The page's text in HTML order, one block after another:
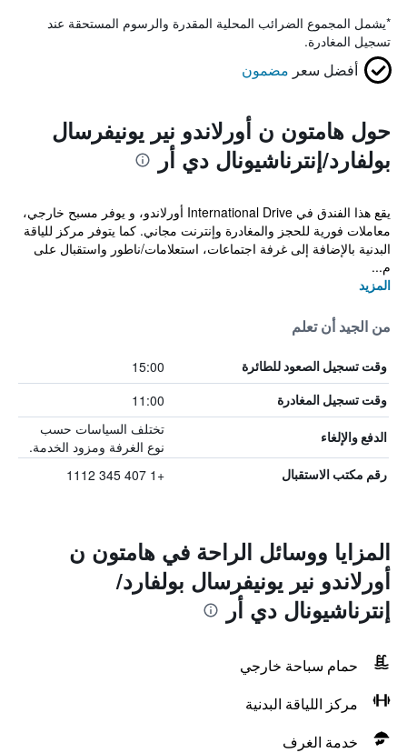
*يشمل المجموع الضرائب المحلية المقدرة والرسوم المستحقة عند
تسجيل المغادرة.
أفضل سعر مضمون
حول هامتون ن أورلاندو نير يونيفرسال
بولفارد/إنترناشيونال دي أر
يقع هذا الفندق في International Drive أورلاندو، و يوفر مسبح خارجي،
معاملات فورية للحجز والمغادرة وإنترنت مجاني. كما يتوفر مركز للياقة
البدنية بالإضافة إلى غرفة اجتماعات، استعلامات/ناطور واستقبال على
م...
المزيد
من الجيد أن تعلم
وقت تسجيل الصعود للطائرة 15:00
وقت تسجيل المغادرة 11:00
الدفع والإلغاء
تختلف السياسات حسب
نوع الغرفة ومزود الخدمة.
رقم مكتب الاستقبال +1 407 345 1112
المزايا ووسائل الراحة في هامتون ن
أورلاندو نير يونيفرسال بولفارد/
إنترناشيونال دي أر
حمام سباحة خارجي
مركز اللياقة البدنية
خدمة الغرف